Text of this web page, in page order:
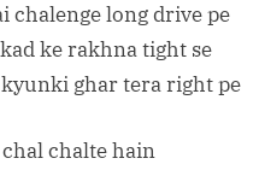
chalenge long drive pe
ke rakhna tight se
ghar tera right pe
chalte hain